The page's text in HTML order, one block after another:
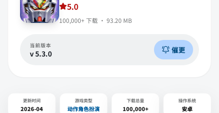
5.0
100,000+ 下载 · 93.20 MB
当前版本
v5.3.0 催更
更新时间
2026-04
游戏类型
动作角色扮演
下载总量
100,000+
操作系统
安卓